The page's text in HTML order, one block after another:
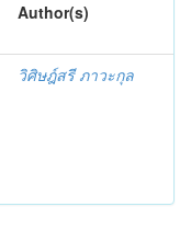
Author(s)
วิศิษฎ์สรี ภาวะกุล